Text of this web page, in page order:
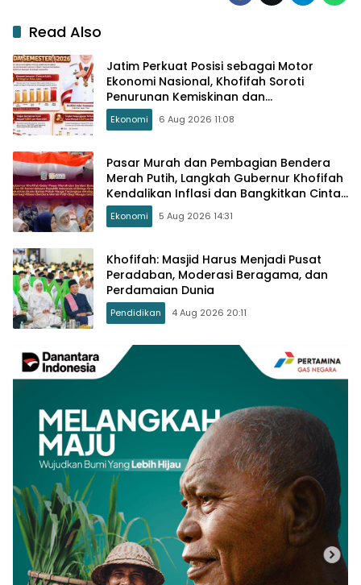
Read Also
Jatim Perkuat Posisi sebagai Motor
Ekonomi Nasional, Khofifah Soroti
Penurunan Kemiskinan dan
Pengangguran
Ekonomi 6 Aug 2026 11:08
Pasar Murah dan Pembagian Bendera
Merah Putih, Langkah Gubernur Khofifah
Kendalikan Inflasi dan Bangkitkan Cinta
Tanah Air
Ekonomi 5 Aug 2026 14:31
Khofifah: Masjid Harus Menjadi Pusat
Peradaban, Moderasi Beragama, dan
Perdamaian Dunia
Pendidikan 4 Aug 2026 20:11